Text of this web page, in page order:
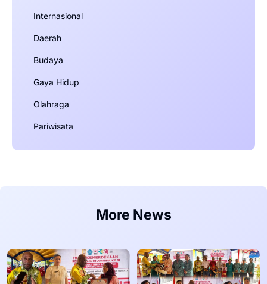
Internasional
Daerah
Budaya
Gaya Hidup
Olahraga
Pariwisata
More News